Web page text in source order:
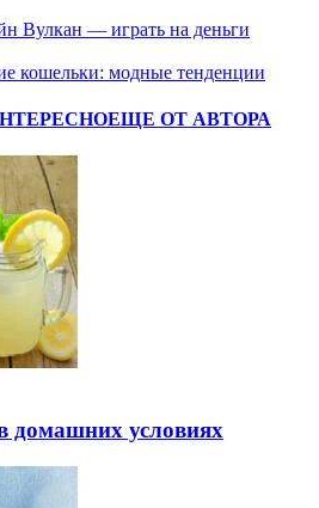
Вулкан — играть на деньги
кошельки: модные тенденции
ЕЩЕ ОТ АВТОРА
домашних условиях